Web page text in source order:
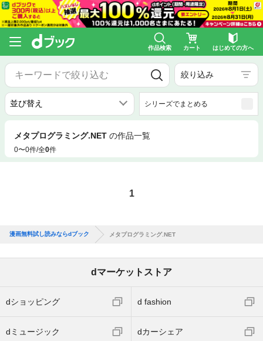
作品検索 カート はじめての方へ
絞り込み
シリーズでまとめる
メタプログラミング.NET の作品一覧
0〜0件/全0件
1
漫画無料試し読みならdブック メタプログラミング.NET
dマーケットストア
dショッピング d fashion
dミュージック dカーシェア